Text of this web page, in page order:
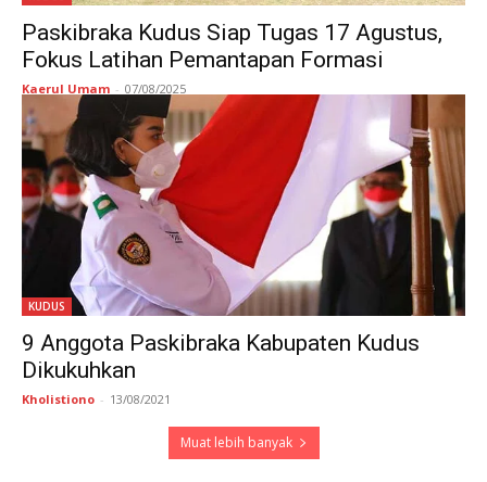
Paskibraka Kudus Siap Tugas 17 Agustus,
Fokus Latihan Pemantapan Formasi
Kaerul Umam - 07/08/2025
KUDUS
9 Anggota Paskibraka Kabupaten Kudus
Dikukuhkan
Kholistiono - 13/08/2021
Muat lebih banyak